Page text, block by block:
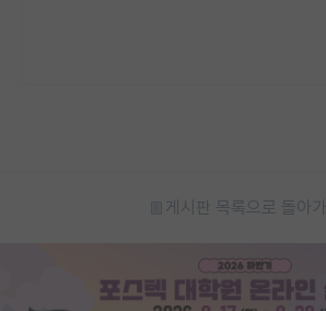
게시판 목록으로 돌아가